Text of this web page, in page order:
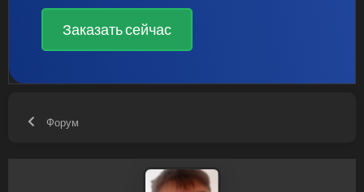
Заказать сейчас
Форум